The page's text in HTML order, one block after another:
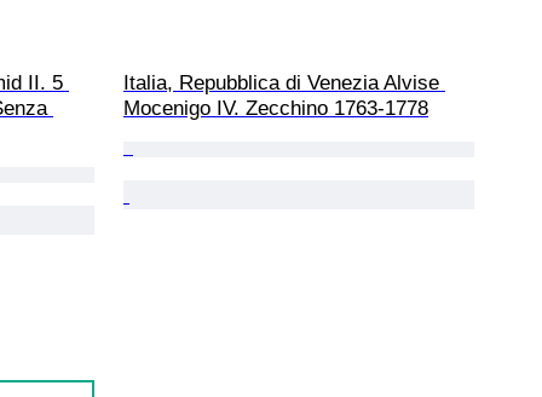
II. 5
Italia, Repubblica di Venezia Alvise
Mocenigo IV. Zecchino 1763-1778